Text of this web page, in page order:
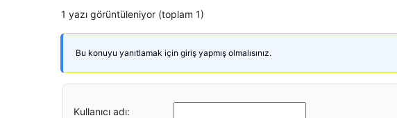
1 yazı görüntüleniyor (toplam 1)
Bu konuyu yanıtlamak için giriş yapmış olmalısınız.
Kullanıcı adı: